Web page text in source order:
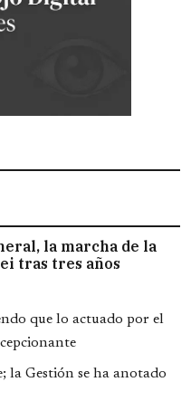
la marcha de la
tras tres años
que lo actuado por el
la Gestión se ha anotado